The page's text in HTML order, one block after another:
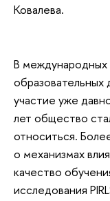
Ковалева.
В международных
участие уже
лет общество
относиться.
о механизмах
качество
исследования